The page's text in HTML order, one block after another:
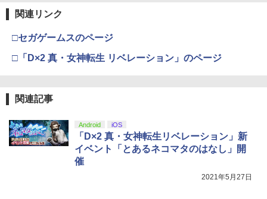
【国内正規品】Thrustmaster スラスト
S5、PS5 Pro、Xbox One、Xbox Serie
3
劇場版「鬼滅の刃」無限城編 第一章 猗
4
劇場版「鬼滅の刃」無限城編 第一章 猗
窩座再来 完全生産限定版 [Blu-ray]
関連リンク
□セガゲームスのページ
□「D×2 真・女神転生 リベレーション」のページ
関連記事
Android iOS
「D×2 真・女神転生リベレーション」新
イベント「とあるネコマタのはなし」開
催
2021年5月27日